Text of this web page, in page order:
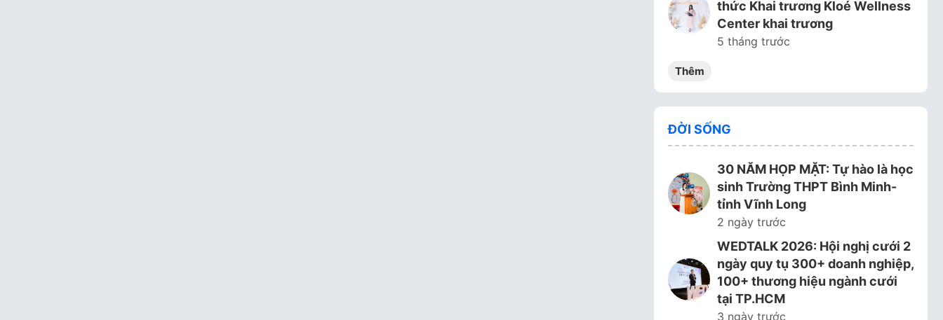
thức Khai trương Kloé Wellness
Center khai trương
5 tháng trước
Thêm
ĐỜI SỐNG
30 NĂM HỌP MẶT: Tự hào là học
sinh Trường THPT Bình Minh-
tỉnh Vĩnh Long
2 ngày trước
WEDTALK 2026: Hội nghị cưới 2
ngày quy tụ 300+ doanh nghiệp,
100+ thương hiệu ngành cưới
tại TP.HCM
3 ngày trước